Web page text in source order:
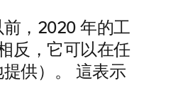
，2020 年的工
反，它可以在任
供）。 這表示